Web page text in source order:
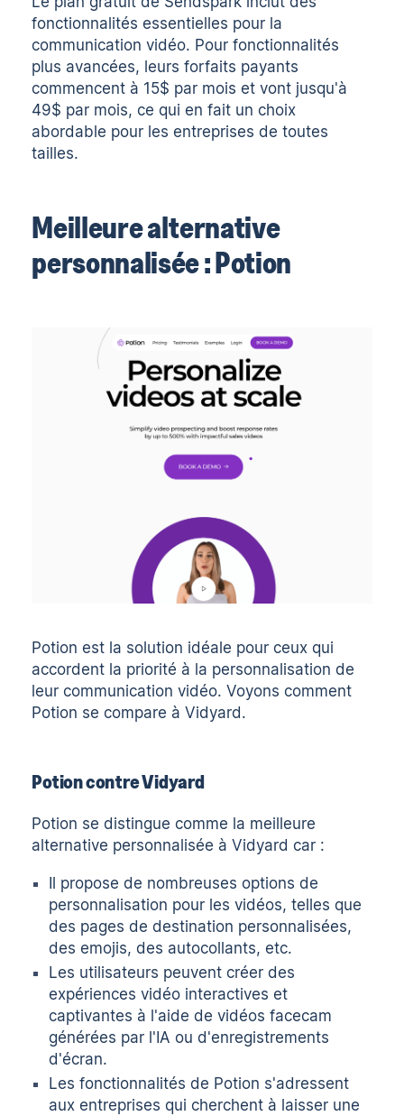
fonctionnalités essentielles pour la
communication vidéo. Pour fonctionnalités
plus avancées, leurs forfaits payants
commencent à 15$ par mois et vont jusqu'à
49$ par mois, ce qui en fait un choix
abordable pour les entreprises de toutes
tailles.
Meilleure alternative
personnalisée : Potion
Potion est la solution idéale pour ceux qui
accordent la priorité à la personnalisation de
leur communication vidéo. Voyons comment
Potion se compare à Vidyard.
Potion contre Vidyard
Potion se distingue comme la meilleure
alternative personnalisée à Vidyard car :
Il propose de nombreuses options de
personnalisation pour les vidéos, telles que
des pages de destination personnalisées,
des emojis, des autocollants, etc.
Les utilisateurs peuvent créer des
expériences vidéo interactives et
captivantes à l'aide de vidéos facecam
générées par l'IA ou d'enregistrements
d'écran.
Les fonctionnalités de Potion s'adressent
aux entreprises qui cherchent à laisser une